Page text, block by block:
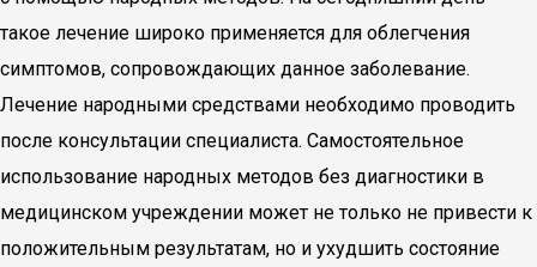
такое лечение широко применяется для облегчения
симптомов, сопровождающих данное заболевание.
Лечение народными средствами необходимо проводить
после консультации специалиста. Самостоятельное
использование народных методов без диагностики в
медицинском учреждении может не только не привести к
положительным результатам, но и ухудшить состояние